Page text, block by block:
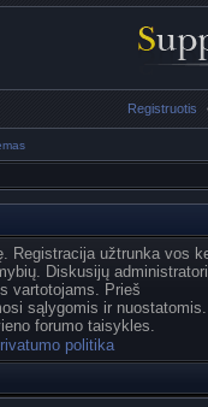
Registruotis
Registracija užtrunka vos
Diskusijų
vartotojams. Prieš
sąlygomis ir nuostatomis.
forumo taisykles.
politika